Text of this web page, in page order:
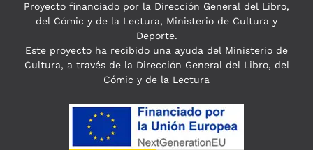
Proyecto financiado por la Dirección General del Libro,
del Cómic y de la Lectura, Ministerio de Cultura y
Deporte.
Este proyecto ha recibido una ayuda del Ministerio de
Cultura, a través de la Dirección General del Libro, del
Cómic y de la Lectura